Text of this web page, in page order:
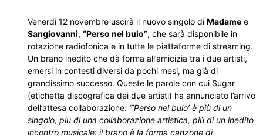
Venerdì 12 novembre uscirà il nuovo singolo di Madame e
Sangiovanni, “Perso nel buio”, che sarà disponibile in
rotazione radiofonica e in tutte le piattaforme di streaming.
Un brano inedito che dà forma all’amicizia tra i due artisti,
emersi in contesti diversi da pochi mesi, ma già di
grandissimo successo. Queste le parole con cui Sugar
(etichetta discografica dei due artisti) ha annunciato l’arrivo
dell’attesa collaborazione: “’Perso nel buio’ è più di un
singolo, più di una collaborazione artistica, più di un inedito
incontro musicale: il brano è la forma canzone di